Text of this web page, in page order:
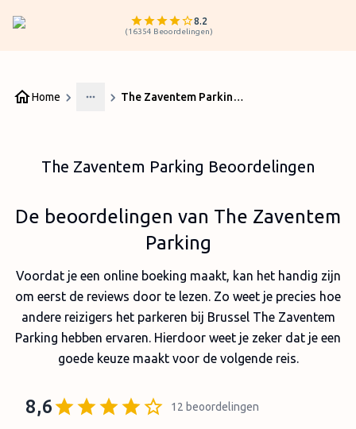
8.2
(16354 Beoordelingen)
Home
More
The Zaventem Parking Beoordelingen
The Zaventem Parking Beoordelingen
De beoordelingen van The Zaventem
Parking
Voordat je een online boeking maakt, kan het handig zijn
om eerst de reviews door te lezen. Zo weet je precies hoe
andere reizigers het parkeren bij Brussel The Zaventem
Parking hebben ervaren. Hierdoor weet je zeker dat je een
goede keuze maakt voor de volgende reis.
8,6 12 beoordelingen